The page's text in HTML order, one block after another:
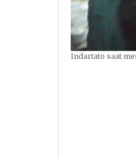
Indartato saat